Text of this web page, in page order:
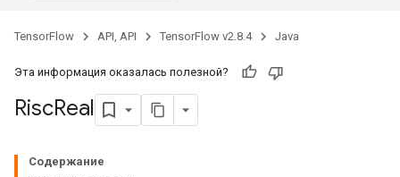
TensorFlow API, API TensorFlow v2.8.4 Java
Эта информация оказалась полезной?
RiscReal
Содержание